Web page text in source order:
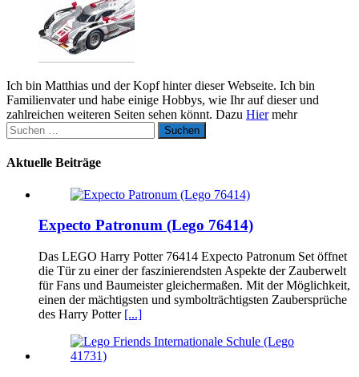
Ich bin Matthias und der Kopf hinter dieser Webseite. Ich bin
Familienvater und habe einige Hobbys, wie Ihr auf dieser und
zahlreichen weiteren Seiten sehen könnt. Dazu Hiermehr
Suchen
nach:
Aktuelle Beiträge
Expecto Patronum (Lego 76414)
Das LEGO Harry Potter 76414 Expecto Patronum Set öffnet
die Tür zu einer der faszinierendsten Aspekte der Zauberwelt
für Fans und Baumeister gleichermaßen. Mit der Möglichkeit,
einen der mächtigsten und symbolträchtigsten Zaubersprüche
des Harry Potter [...]